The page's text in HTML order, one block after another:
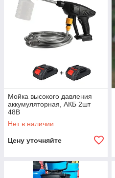
Мойка высокого давления
аккумуляторная, АКБ 2шт
48В
Нет в наличии
Цену уточняйте